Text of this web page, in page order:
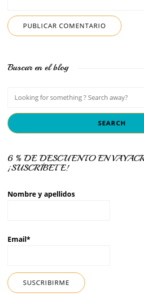
Buscar en el blog
6 % DE DESCUENTO EN
¡SUSCRÍBETE!
Nombre y apellidos
Email*